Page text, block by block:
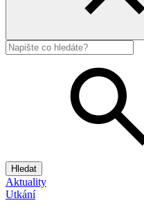
Hledat
Aktuality
Utkání